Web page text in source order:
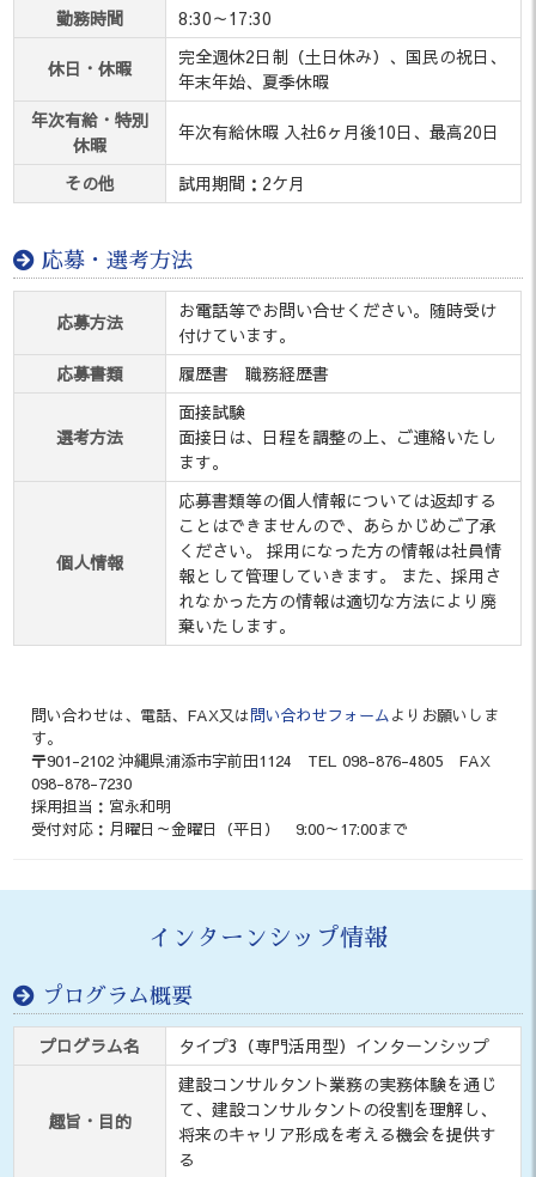
勤務時間 8:30～17:30
休日・休暇
完全週休2日制（土日休み）、国民の祝日、
年末年始、夏季休暇
年次有給・特別
休暇
年次有給休暇 入社6ヶ月後10日、最高20日
その他 試用期間：2ケ月
応募・選考方法
応募方法
お電話等でお問い合せください。随時受け
付けています。
応募書類
履歴書 職務経歴書
選考方法
面接試験
面接日は、日程を調整の上、ご連絡いたし
ます。
個人情報
応募書類等の個人情報については返却する
ことはできませんので、あらかじめご了承
ください。 採用になった方の情報は社員情
報として管理していきます。 また、採用さ
れなかった方の情報は適切な方法により廃
棄いたします。
問い合わせは、電話、FAX又は問い合わせフォームよりお願いしま
す。
〒901-2102 沖縄県浦添市字前田1124 TEL 098-876-4805 FAX
098-878-7230
採用担当：宮永和明
受付対応：月曜日～金曜日（平日） 9:00～17:00まで
インターンシップ情報
プログラム概要
プログラム名 タイプ3（専門活用型）インターンシップ
趣旨・目的
建設コンサルタント業務の実務体験を通じ
て、建設コンサルタントの役割を理解し、
将来のキャリア形成を考える機会を提供す
る